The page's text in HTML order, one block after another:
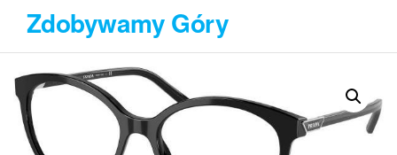
Przejdź
treści
Zdobywamy Góry